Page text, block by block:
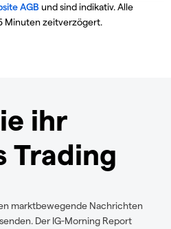
AGB und sind indikativ. Alle
Minuten zeitverzögert.
ihr
Trading
marktbewegende Nachrichten
Der IG-Morning Report